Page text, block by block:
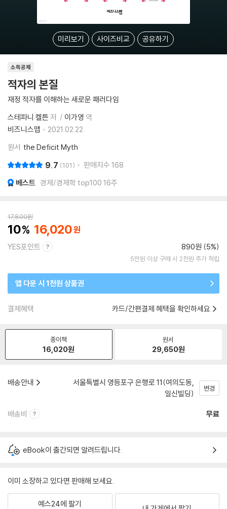
미리보기 사이즈비교 공유하기
소득공제
적자의 본질
재정 적자를 이해하는 새로운 패러다임
스테파니 켈튼 저 이가영 역
비즈니스맵
2021.02.22.
원서 the Deficit Myth
9.7 101 판매지수 168
베스트 경제/경제학 top100 16주
17,800원
10 16,020
YES포인트 890원 (5%)
5만원 이상 구매 시 2천원 추가 적립
앱 다운 시 1천원 상품권
결제혜택 카드/간편결제 혜택을 확인하세요
종이책
16,020원
원서
29,650원
배송안내
서울특별시 영등포구 은행로 11(여의도동,
일신빌딩)
변경
배송비 무료
eBook이 출간되면 알려드립니다.
이미 소장하고 있다면 판매해 보세요.
예스24에 팔기